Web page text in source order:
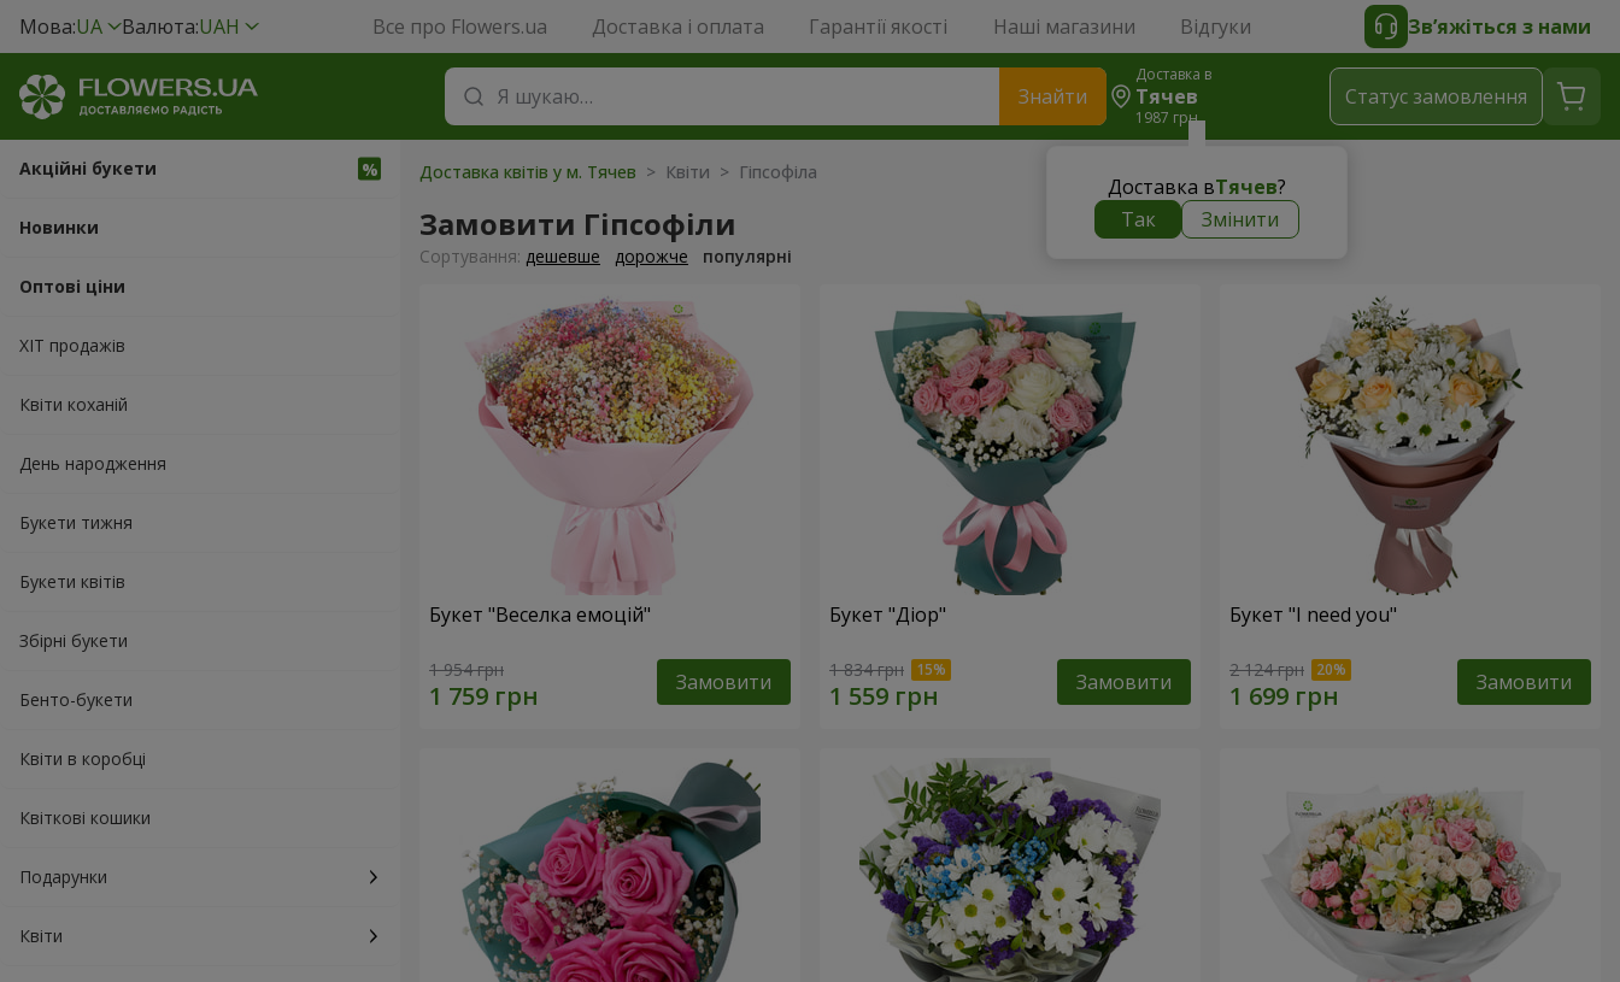
Мова:UA Валюта:UAH Все про Flowers.ua Доставка і оплата Гарантії якості Наші магазини Відгуки Зв’яжіться з нами
Знайти
Доставка в
Тячев
1987 грн
Доставка вТячев?
Так
Змінити
Статус замовлення
Акційні букети
Новинки
Оптові ціни
ХІТ продажів
Квіти коханій
День народження
Букети тижня
Букети квітів
Збірні букети
Бенто-букети
Квіти в коробці
Квіткові кошики
Подарунки
Квіти
Доставка квітів у м. Тячев > Квіти > Гіпсофіла
Замовити Гіпсофіли
Сортування: дешевше дорожче популярні
Букет "Веселка емоцій"
1 954 грн Замовити
Букет "Діор"
1 834 грн Замовити
Букет "I need you"
2 124 грн Замовити